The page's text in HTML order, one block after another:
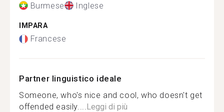
Burmese Inglese
IMPARA
Francese
Partner linguistico ideale
Someone, who's nice and cool, who doesn't get
offended easily....Leggi di più